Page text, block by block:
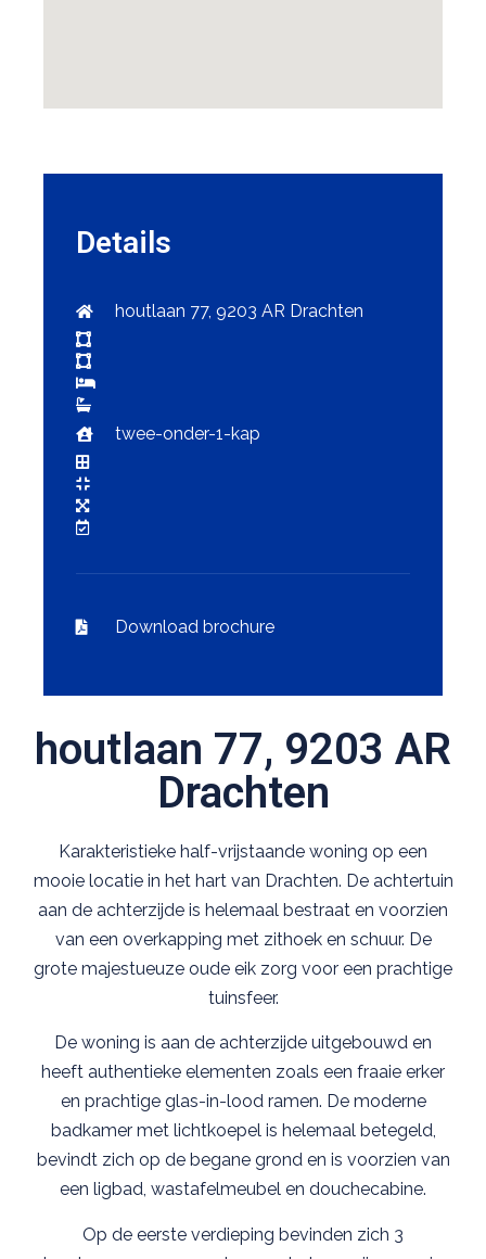
houtlaan 77, 9203 AR
Drachten
Karakteristieke half-vrijstaande woning op een
mooie locatie in het hart van Drachten. De achtertuin
aan de achterzijde is helemaal bestraat en voorzien
van een overkapping met zithoek en schuur. De
grote majestueuze oude eik zorg voor een prachtige
tuinsfeer.
De woning is aan de achterzijde uitgebouwd en
heeft authentieke elementen zoals een fraaie erker
en prachtige glas-in-lood ramen. De moderne
badkamer met lichtkoepel is helemaal betegeld,
bevindt zich op de begane grond en is voorzien van
een ligbad, wastafelmeubel en douchecabine.
Op de eerste verdieping bevinden zich 3
Details
houtlaan 77, 9203 AR Drachten
twee-onder-1-kap
Download brochure